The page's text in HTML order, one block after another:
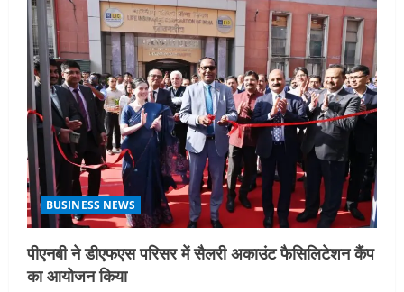
BUSINESS NEWS
पीएनबी ने डीएफएस परिसर में सैलरी अकाउंट फैसिलिटेशन कैंप
का आयोजन किया